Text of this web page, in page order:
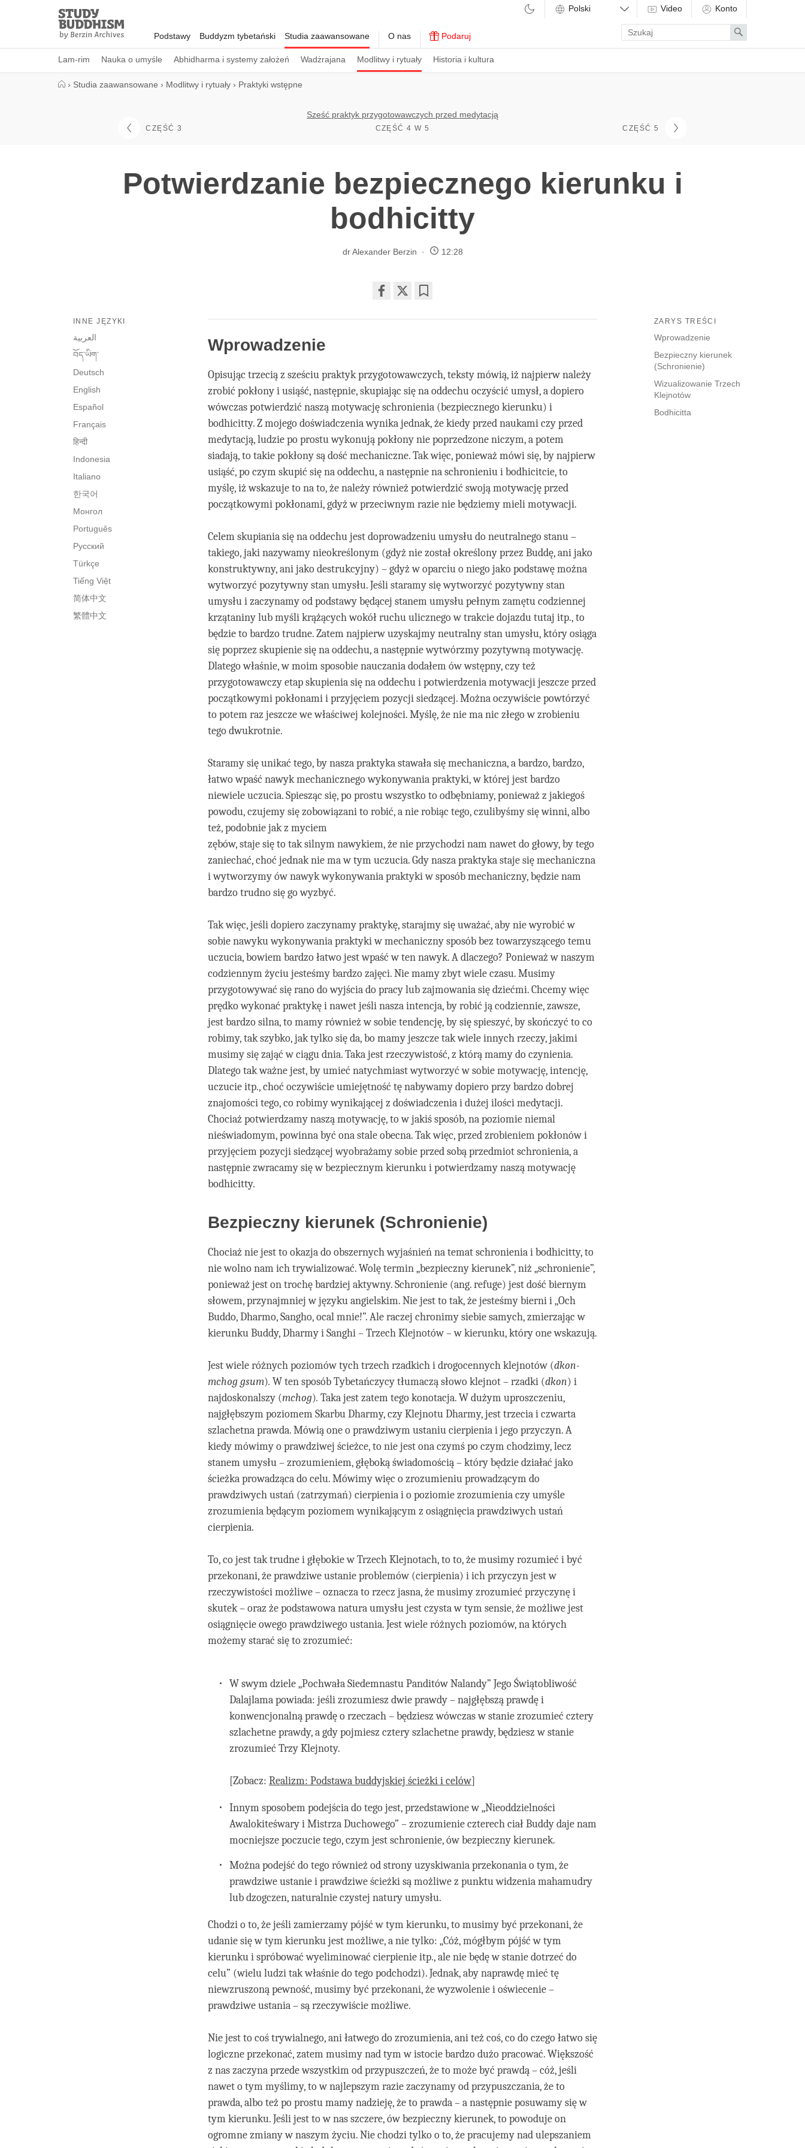
Study
Buddhism
Home
Podstawy Buddyzm tybetański Studia zaawansowane
Lam-rim Nauka o umyśle Abhidharma i systemy założeń Wadżrajana Modlitwy i rytuały Historia i kultura
O nas Podaruj
Video Konto
Enter
search
term
Search
› Studia zaawansowane › Modlitwy i rytuały › Praktyki wstępne
CZĘŚĆ 3
Sześć praktyk przygotowawczych przed medytacją
CZĘŚĆ 4 W 5 CZĘŚĆ 5
Potwierdzanie bezpiecznego kierunku i
bodhicitty
dr Alexander Berzin 12:28
on
ZARYS TREŚCI
Wprowadzenie
Bezpieczny kierunek
(Schronienie)
Wizualizowanie Trzech
Klejnotów
Bodhicitta
INNE JĘZYKI
العربية
བོད་ཡིག་
Deutsch
English
Español
Français
हिन्दी
Indonesia
Italiano
한국어
Монгол
Português
Русский
Türkçe
Tiếng Việt
简体中文
繁體中文
Wprowadzenie
Opisując trzecią z sześciu praktyk przygotowawczych, teksty mówią, iż najpierw należy
zrobić pokłony i usiąść, następnie, skupiając się na oddechu oczyścić umysł, a dopiero
wówczas potwierdzić naszą motywację schronienia (bezpiecznego kierunku) i
bodhicitty. Z mojego doświadczenia wynika jednak, że kiedy przed naukami czy przed
medytacją, ludzie po prostu wykonują pokłony nie poprzedzone niczym, a potem
siadają, to takie pokłony są dość mechaniczne. Tak więc, ponieważ mówi się, by najpierw
usiąść, po czym skupić się na oddechu, a następnie na schronieniu i bodhicitcie, to
myślę, iż wskazuje to na to, że należy również potwierdzić swoją motywację przed
początkowymi pokłonami, gdyż w przeciwnym razie nie będziemy mieli motywacji.
Celem skupiania się na oddechu jest doprowadzeniu umysłu do neutralnego stanu –
takiego, jaki nazywamy nieokreślonym (gdyż nie został określony przez Buddę, ani jako
konstruktywny, ani jako destrukcyjny) – gdyż w oparciu o niego jako podstawę można
wytworzyć pozytywny stan umysłu. Jeśli staramy się wytworzyć pozytywny stan
umysłu i zaczynamy od podstawy będącej stanem umysłu pełnym zamętu codziennej
krzątaniny lub myśli krążących wokół ruchu ulicznego w trakcie dojazdu tutaj itp., to
będzie to bardzo trudne. Zatem najpierw uzyskajmy neutralny stan umysłu, który osiąga
się poprzez skupienie się na oddechu, a następnie wytwórzmy pozytywną motywację.
Dlatego właśnie, w moim sposobie nauczania dodałem ów wstępny, czy też
przygotowawczy etap skupienia się na oddechu i potwierdzenia motywacji jeszcze przed
początkowymi pokłonami i przyjęciem pozycji siedzącej. Można oczywiście powtórzyć
to potem raz jeszcze we właściwej kolejności. Myślę, że nie ma nic złego w zrobieniu
tego dwukrotnie.
Staramy się unikać tego, by nasza praktyka stawała się mechaniczna, a bardzo, bardzo,
łatwo wpaść nawyk mechanicznego wykonywania praktyki, w której jest bardzo
niewiele uczucia. Spiesząc się, po prostu wszystko to odbębniamy, ponieważ z jakiegoś
powodu, czujemy się zobowiązani to robić, a nie robiąc tego, czulibyśmy się winni, albo
też, podobnie jak z myciem
zębów, staje się to tak silnym nawykiem, że nie przychodzi nam nawet do głowy, by tego
zaniechać, choć jednak nie ma w tym uczucia. Gdy nasza praktyka staje się mechaniczna
i wytworzymy ów nawyk wykonywania praktyki w sposób mechaniczny, będzie nam
bardzo trudno się go wyzbyć.
Tak więc, jeśli dopiero zaczynamy praktykę, starajmy się uważać, aby nie wyrobić w
sobie nawyku wykonywania praktyki w mechaniczny sposób bez towarzyszącego temu
uczucia, bowiem bardzo łatwo jest wpaść w ten nawyk. A dlaczego? Ponieważ w naszym
codziennym życiu jesteśmy bardzo zajęci. Nie mamy zbyt wiele czasu. Musimy
przygotowywać się rano do wyjścia do pracy lub zajmowania się dziećmi. Chcemy więc
prędko wykonać praktykę i nawet jeśli nasza intencja, by robić ją codziennie, zawsze,
jest bardzo silna, to mamy również w sobie tendencję, by się spieszyć, by skończyć to co
robimy, tak szybko, jak tylko się da, bo mamy jeszcze tak wiele innych rzeczy, jakimi
musimy się zająć w ciągu dnia. Taka jest rzeczywistość, z którą mamy do czynienia.
Dlatego tak ważne jest, by umieć natychmiast wytworzyć w sobie motywację, intencję,
uczucie itp., choć oczywiście umiejętność tę nabywamy dopiero przy bardzo dobrej
znajomości tego, co robimy wynikającej z doświadczenia i dużej ilości medytacji.
Chociaż potwierdzamy naszą motywację, to w jakiś sposób, na poziomie niemal
nieświadomym, powinna być ona stale obecna. Tak więc, przed zrobieniem pokłonów i
przyjęciem pozycji siedzącej wyobrażamy sobie przed sobą przedmiot schronienia, a
następnie zwracamy się w bezpiecznym kierunku i potwierdzamy naszą motywację
bodhicitty.
Bezpieczny kierunek (Schronienie)
Chociaż nie jest to okazja do obszernych wyjaśnień na temat schronienia i bodhicitty, to
nie wolno nam ich trywializować. Wolę termin „bezpieczny kierunek”, niż „schronienie”,
ponieważ jest on trochę bardziej aktywny. Schronienie (ang. refuge) jest dość biernym
słowem, przynajmniej w języku angielskim. Nie jest to tak, że jesteśmy bierni i „Och
Buddo, Dharmo, Sangho, ocal mnie!”. Ale raczej chronimy siebie samych, zmierzając w
kierunku Buddy, Dharmy i Sanghi – Trzech Klejnotów – w kierunku, który one wskazują.
Jest wiele różnych poziomów tych trzech rzadkich i drogocennych klejnotów (dkon-
mchog gsum). W ten sposób Tybetańczycy tłumaczą słowo klejnot – rzadki (dkon) i
najdoskonalszy (mchog). Taka jest zatem tego konotacja. W dużym uproszczeniu,
najgłębszym poziomem Skarbu Dharmy, czy Klejnotu Dharmy, jest trzecia i czwarta
szlachetna prawda. Mówią one o prawdziwym ustaniu cierpienia i jego przyczyn. A
kiedy mówimy o prawdziwej ścieżce, to nie jest ona czymś po czym chodzimy, lecz
stanem umysłu – zrozumieniem, głęboką świadomością – który będzie działać jako
ścieżka prowadząca do celu. Mówimy więc o zrozumieniu prowadzącym do
prawdziwych ustań (zatrzymań) cierpienia i o poziomie zrozumienia czy umyśle
zrozumienia będącym poziomem wynikającym z osiągnięcia prawdziwych ustań
cierpienia.
To, co jest tak trudne i głębokie w Trzech Klejnotach, to to, że musimy rozumieć i być
przekonani, że prawdziwe ustanie problemów (cierpienia) i ich przyczyn jest w
rzeczywistości możliwe – oznacza to rzecz jasna, że musimy zrozumieć przyczynę i
skutek – oraz że podstawowa natura umysłu jest czysta w tym sensie, że możliwe jest
osiągnięcie owego prawdziwego ustania. Jest wiele różnych poziomów, na których
możemy starać się to zrozumieć:
W swym dziele „Pochwała Siedemnastu Panditów Nalandy” Jego Świątobliwość
Dalajlama powiada: jeśli zrozumiesz dwie prawdy – najgłębszą prawdę i
konwencjonalną prawdę o rzeczach – będziesz wówczas w stanie zrozumieć cztery
szlachetne prawdy, a gdy pojmiesz cztery szlachetne prawdy, będziesz w stanie
zrozumieć Trzy Klejnoty.
[Zobacz:Realizm: Podstawa buddyjskiej ścieżki i celów]
Innym sposobem podejścia do tego jest, przedstawione w „Nieoddzielności
Awalokiteśwary i Mistrza Duchowego” – zrozumienie czterech ciał Buddy daje nam
mocniejsze poczucie tego, czym jest schronienie, ów bezpieczny kierunek.
Można podejść do tego również od strony uzyskiwania przekonania o tym, że
prawdziwe ustanie i prawdziwe ścieżki są możliwe z punktu widzenia mahamudry
lub dzogczen, naturalnie czystej natury umysłu.
Chodzi o to, że jeśli zamierzamy pójść w tym kierunku, to musimy być przekonani, że
udanie się w tym kierunku jest możliwe, a nie tylko: „Cóż, mógłbym pójść w tym
kierunku i spróbować wyeliminować cierpienie itp., ale nie będę w stanie dotrzeć do
celu” (wielu ludzi tak właśnie do tego podchodzi). Jednak, aby naprawdę mieć tę
niewzruszoną pewność, musimy być przekonani, że wyzwolenie i oświecenie –
prawdziwe ustania – są rzeczywiście możliwe.
Nie jest to coś trywialnego, ani łatwego do zrozumienia, ani też coś, co do czego łatwo się
logiczne przekonać, zatem musimy nad tym w istocie bardzo dużo pracować. Większość
z nas zaczyna przede wszystkim od przypuszczeń, że to może być prawdą – cóż, jeśli
nawet o tym myślimy, to w najlepszym razie zaczynamy od przypuszczania, że to
prawda, albo też po prostu mamy nadzieję, że to prawda – a następnie posuwamy się w
tym kierunku. Jeśli jest to w nas szczere, ów bezpieczny kierunek, to powoduje on
ogromne zmiany w naszym życiu. Nie chodzi tylko o to, że pracujemy nad ulepszaniem